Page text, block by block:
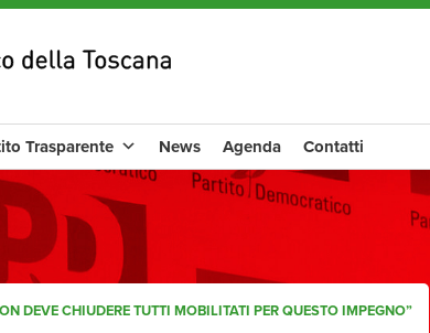
Trasparente News Agenda Contatti
DEVE CHIUDERE TUTTI MOBILITATI PER QUESTO IMPEGNO”